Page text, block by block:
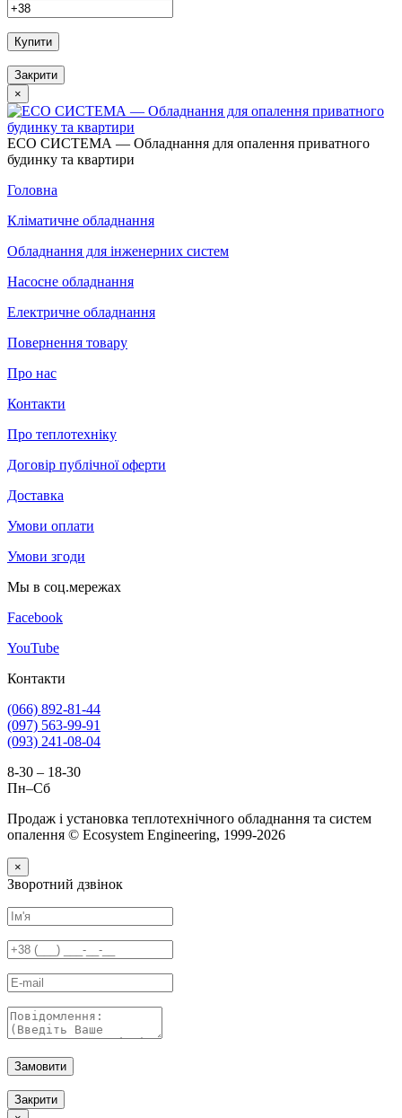
Купити
Закрити
×
ECO СИСТЕМА — Обладнання для опалення приватного
будинку та квартири
Головна
Кліматичне обладнання
Обладнання для інженерних систем
Насосне обладнання
Електричне обладнання
Повернення товару
Про нас
Контакти
Про теплотехніку
Договір публічної оферти
Доставка
Умови оплати
Умови згоди
Мы в соц.мережах
Facebook
YouTube
Контакти
(066) 892-81-44
(097) 563-99-91
(093) 241-08-04
8-30 – 18-30
Пн–Сб
Продаж і установка теплотехнічного обладнання та систем
опалення © Ecosystem Engineering, 1999-2026
×
Зворотний дзвінок
Замовити
Закрити